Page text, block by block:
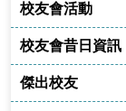
校友會活動
校友會昔日資訊
傑出校友